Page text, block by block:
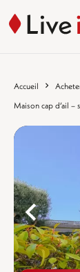
Accueil
Maison cap d’ail –
%}